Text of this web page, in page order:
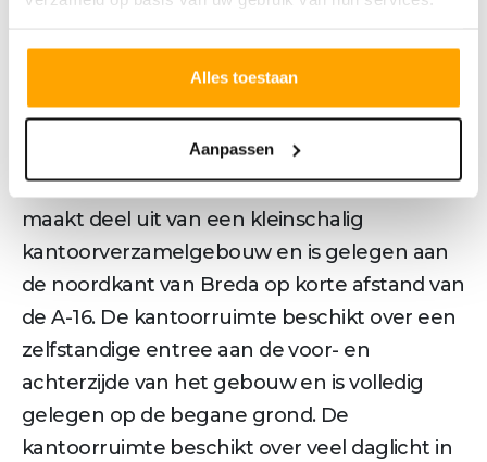
Alles toestaan
Aanpassen
Omschrijving
VOORERF 33, BREDA
De moderne, instapklare kantoorruimte
maakt deel uit van een kleinschalig
kantoorverzamelgebouw en is gelegen aan
de noordkant van Breda op korte afstand van
de A-16. De kantoorruimte beschikt over een
zelfstandige entree aan de voor- en
achterzijde van het gebouw en is volledig
gelegen op de begane grond. De
kantoorruimte beschikt over veel daglicht in